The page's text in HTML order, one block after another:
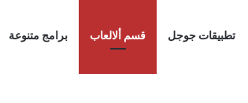
تطبيقات جوجل قسم ألالعاب برامج متنوعة